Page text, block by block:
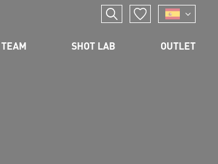
TEAM SHOT LAB OUTLET